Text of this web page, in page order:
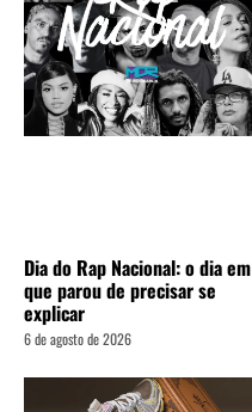
Dia do Rap Nacional: o dia em
que parou de precisar se
explicar
6 de agosto de 2026